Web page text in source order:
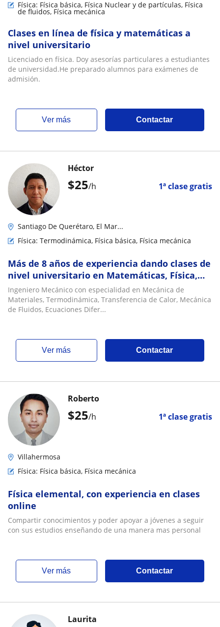
Física: Física básica, Física Nuclear y de partículas, Física
de fluidos, Física mecánica
Clases en línea de física y matemáticas a
nivel universitario
Licenciado en física. Doy asesorías particulares a estudiantes
de universidad.He preparado alumnos para exámenes de
admisión.
ver más Contactar
$25/h 1ª clase gratis
Héctor
Santiago De Querétaro, El Mar...
Física: Termodinámica, Física básica, Física mecánica
Más de 8 años de experiencia dando clases de
nivel universitario en Matemáticas, Física,
Mecánica de Materiales y Termodinámica
Ingeniero Mecánico con especialidad en Mecánica de
Materiales, Termodinámica, Transferencia de Calor, Mecánica
de Fluidos, Ecuaciones Difer...
ver más Contactar
$25/h 1ª clase gratis
Roberto
Villahermosa
Física: Física básica, Física mecánica
Física elemental, con experiencia en clases
online
Compartir conocimientos y poder apoyar a jóvenes a seguir
con sus estudios enseñando de una manera mas personal
ver más Contactar
Laurita